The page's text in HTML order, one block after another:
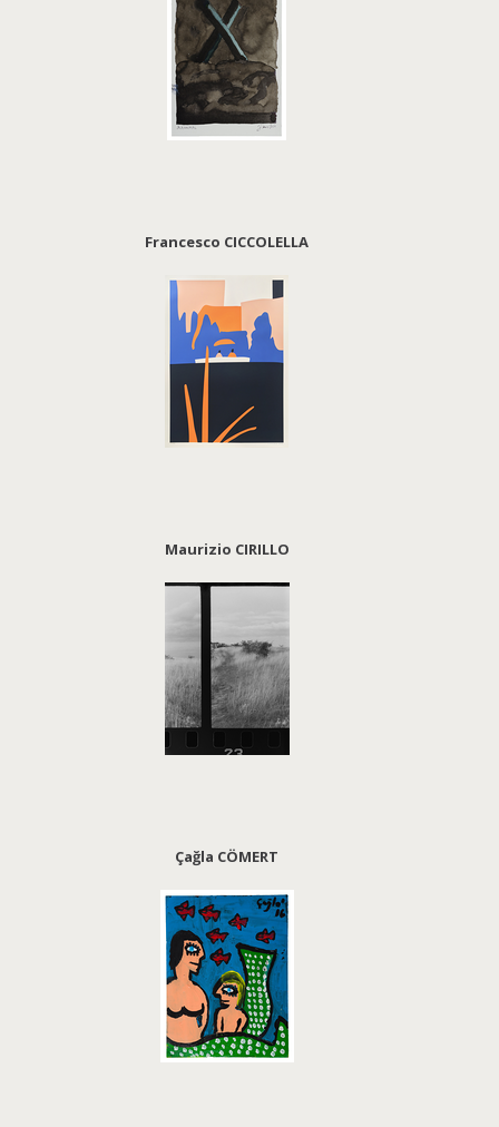
Francesco CICCOLELLA
Maurizio CIRILLO
Çağla CÖMERT